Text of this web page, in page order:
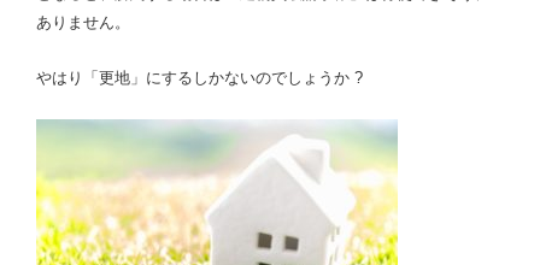
ありません。
やはり「更地」にするしかないのでしょうか ?